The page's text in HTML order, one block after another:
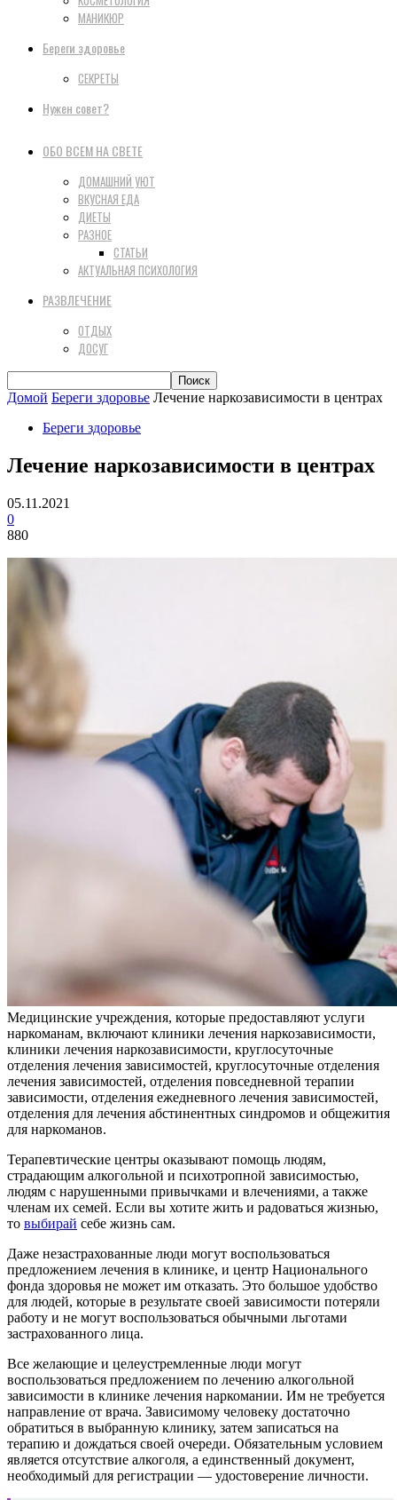
МАНИКЮР
Береги здоровье
СЕКРЕТЫ
Нужен совет?
ОБО ВСЕМ НА СВЕТЕ
ДОМАШНИЙ УЮТ
ВКУСНАЯ ЕДА
ДИЕТЫ
РАЗНОЕ
СТАТЬИ
АКТУАЛЬНАЯ ПСИХОЛОГИЯ
РАЗВЛЕЧЕНИЕ
ОТДЫХ
ДОСУГ
Домой Береги здоровье Лечение наркозависимости в центрах
Береги здоровье
Лечение наркозависимости в центрах
05.11.2021
0
880
Медицинские учреждения, которые предоставляют услуги
наркоманам, включают клиники лечения наркозависимости,
клиники лечения наркозависимости, круглосуточные
отделения лечения зависимостей, круглосуточные отделения
лечения зависимостей, отделения повседневной терапии
зависимости, отделения ежедневного лечения зависимостей,
отделения для лечения абстинентных синдромов и общежития
для наркоманов.
Терапевтические центры оказывают помощь людям,
страдающим алкогольной и психотропной зависимостью,
людям с нарушенными привычками и влечениями, а также
членам их семей. Если вы хотите жить и радоваться жизнью,
то выбирай себе жизнь сам.
Даже незастрахованные люди могут воспользоваться
предложением лечения в клинике, и центр Национального
фонда здоровья не может им отказать. Это большое удобство
для людей, которые в результате своей зависимости потеряли
работу и не могут воспользоваться обычными льготами
застрахованного лица.
Все желающие и целеустремленные люди могут
воспользоваться предложением по лечению алкогольной
зависимости в клинике лечения наркомании. Им не требуется
направление от врача. Зависимому человеку достаточно
обратиться в выбранную клинику, затем записаться на
терапию и дождаться своей очереди. Обязательным условием
является отсутствие алкоголя, а единственный документ,
необходимый для регистрации — удостоверение личности.